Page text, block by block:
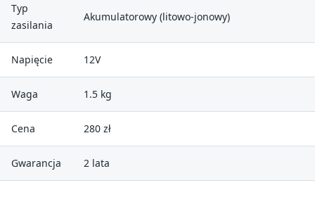
Typ
zasilania
Akumulatorowy (litowo-jonowy)
Napięcie 12V
Waga 1.5 kg
Cena 280 zł
Gwarancja 2 lata